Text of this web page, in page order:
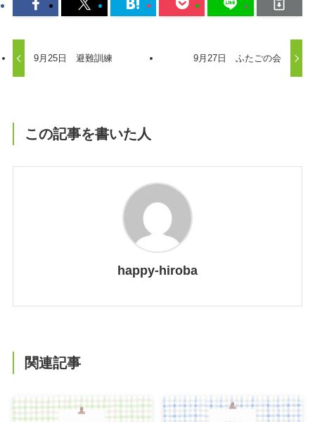
9月25日 避難訓練 9月27日 ふたごの会
この記事を書いた人
happy-hiroba
関連記事